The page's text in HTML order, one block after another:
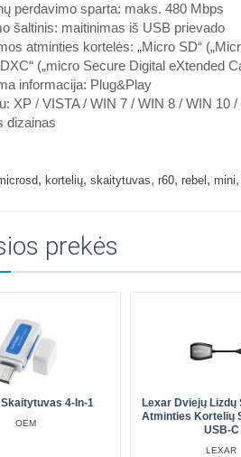
perdavimo sparta: maks. 480 Mbps
šaltinis: maitinimas iš USB prievado
atminties kortelės: „Micro SD“
(„micro Secure Digital eXtended
informacija: Plug&Play
XP / VISTA / WIN 7 / WIN 8 / WIN 10
dizainas
, kortelių, skaitytuvas, r60, rebel , mini,
prekės
4-In-1
OEM
Lexar Dviejų Lizdų
Atminties Kortelių
USB-C
LEXAR